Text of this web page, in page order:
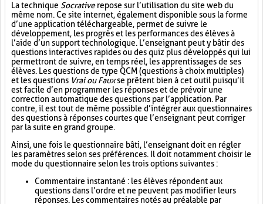
La technique Socrativerepose sur l’utilisation du site web du
même nom. Ce site internet, également disponible sous la forme
d’une application téléchargeable, permet de suivre le
développement, les progrès et les performances des élèves à
l’aide d’un support technologique. L’enseignant peut y bâtir des
questions interactives rapides ou des quiz plus développés qui lui
permettront de suivre, en temps réel, les apprentissages de ses
élèves. Les questions de type QCM (questions à choix multiples)
et les questions Vrai ou Fauxse prêtent bien à cet outil puisqu’il
est facile d’en programmer les réponses et de prévoir une
correction automatique des questions par l’application. Par
contre, il est tout de même possible d’intégrer aux questionnaires
des questions à réponses courtes que l’enseignant peut corriger
par la suite en grand groupe.
Ainsi, une fois le questionnaire bâti, l’enseignant doit en régler
les paramètres selon ses préférences. Il doit notamment choisir le
mode du questionnaire selon les trois options suivantes :
Commentaire instantané : les élèves répondent aux
questions dans l’ordre et ne peuvent pas modifier leurs
réponses. Les commentaires notés au préalable par